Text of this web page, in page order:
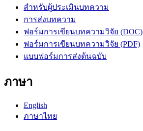
สำหรับผู้ประเมินบทความ
การส่งบทความ
ฟอร์มการเขียนบทความวิจัย (DOC)
ฟอร์มการเขียนบทความวิจัย (PDF)
แบบฟอร์มการส่งต้นฉบับ
ภาษา
English
ภาษาไทย